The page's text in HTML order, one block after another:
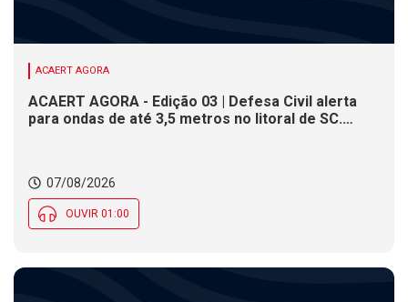
ACAERT AGORA
ACAERT AGORA - Edição 03 | Defesa Civil alerta
para ondas de até 3,5 metros no litoral de SC.
07/08/2026
OUVIR 01:00